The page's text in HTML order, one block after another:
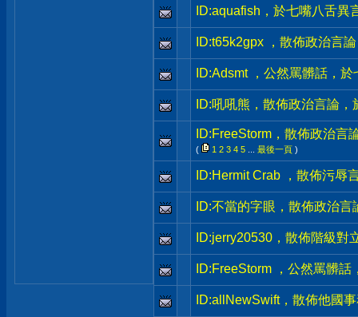
ID:aquafish，於七嘴八舌異
ID:t65k2gpx ，散佈政治言
ID:Adsmt ，公然罵髒話，
ID:吼吼熊，散佈政治言論
ID:FreeStorm，散佈政治言
( 1 2 3 4 5 最後一頁 )
ID:Hermit Crab ，散佈污辱
ID:不當的字眼，散佈政治
ID:jerry20530，散佈階級對
ID:FreeStorm ，公然罵髒
ID:allNewSwift，散佈他國